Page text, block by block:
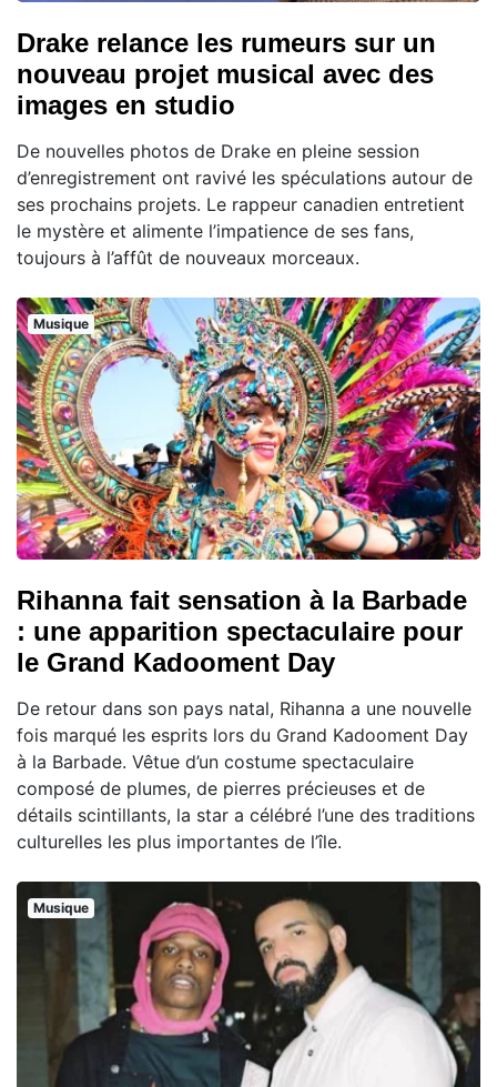
Drake relance les rumeurs sur un
nouveau projet musical avec des
images en studio
De nouvelles photos de Drake en pleine session
d’enregistrement ont ravivé les spéculations autour de
ses prochains projets. Le rappeur canadien entretient
le mystère et alimente l’impatience de ses fans,
toujours à l’affût de nouveaux morceaux.
Musique
Rihanna fait sensation à la Barbade
: une apparition spectaculaire pour
le Grand Kadooment Day
De retour dans son pays natal, Rihanna a une nouvelle
fois marqué les esprits lors du Grand Kadooment Day
à la Barbade. Vêtue d’un costume spectaculaire
composé de plumes, de pierres précieuses et de
détails scintillants, la star a célébré l’une des traditions
culturelles les plus importantes de l’île.
Musique